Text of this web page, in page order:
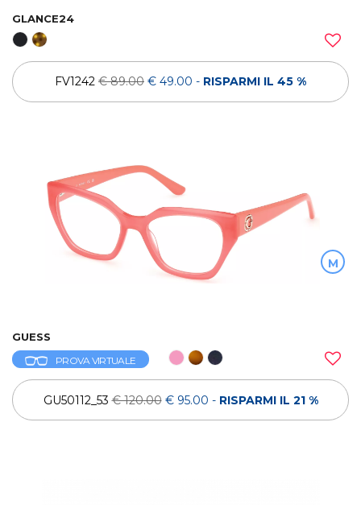
GLANCE24
FV1242 € 89.00 € 49.00 - RISPARMI IL 45 %
M
GUESS
PROVA VIRTUALE
GU50112_53€ 120.00 € 95.00 - RISPARMI IL 21 %